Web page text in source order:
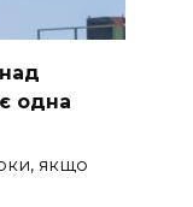
одна
якщо